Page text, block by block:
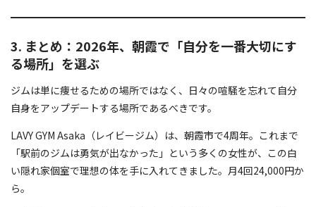
3. まとめ：2026年、朝霞で「自分を一番大切にす
る場所」を選ぶ
ジムは単に痩せるための場所ではなく、日々の喧騒を忘れて自分
自身をアップデートする場所であるべきです。
LAVY GYM Asaka（レイビージム）は、朝霞市で4周年。これまで
「駅前のジムは勇気が出なかった」という多くの女性が、この白
い隠れ家個室で理想の体を手に入れてきました。月4回24,000円か
ら。